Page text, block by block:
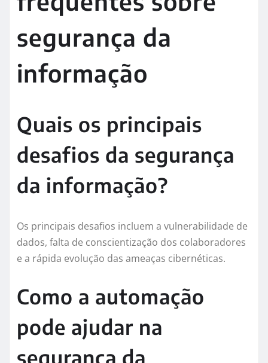
segurança da
informação
Quais os principais
desafios da segurança
da informação?
Os principais desafios incluem a vulnerabilidade de
dados, falta de conscientização dos colaboradores
e a rápida evolução das ameaças cibernéticas.
Como a automação
pode ajudar na
segurança da